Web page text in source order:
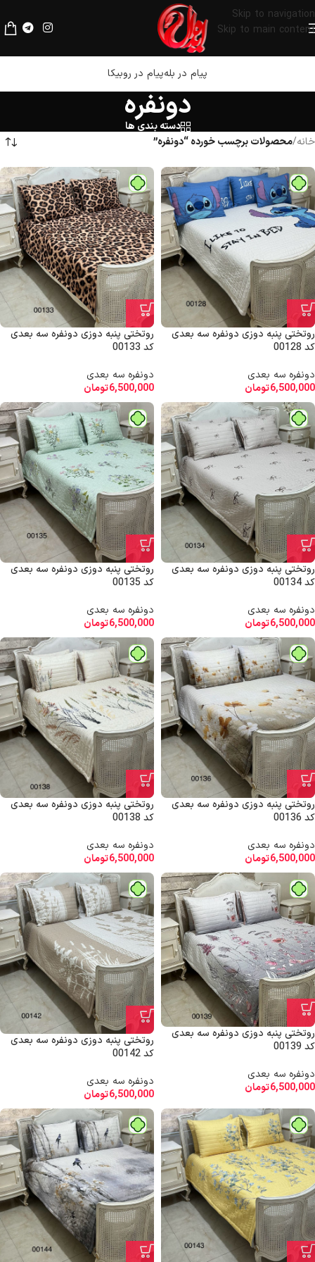
Skip to navigation
Skip to main content
لطفا قبل از پرداخت، فیلترشکن خود را خاموش کنید.
پیام در بلهپیام در روبیکا
دونفره
دسته بندی ها
خانه/محصولات برچسب خورده “دونفره”
روتختی پنبه دوزی دونفره سه بعدی
کد 00128
دونفره سه بعدی
6,500,000تومان
روتختی پنبه دوزی دونفره سه بعدی
کد 00133
دونفره سه بعدی
6,500,000تومان
روتختی پنبه دوزی دونفره سه بعدی
کد 00134
دونفره سه بعدی
6,500,000تومان
روتختی پنبه دوزی دونفره سه بعدی
کد 00135
دونفره سه بعدی
6,500,000تومان
روتختی پنبه دوزی دونفره سه بعدی
کد 00136
دونفره سه بعدی
6,500,000تومان
روتختی پنبه دوزی دونفره سه بعدی
کد 00138
دونفره سه بعدی
6,500,000تومان
روتختی پنبه دوزی دونفره سه بعدی
کد 00139
دونفره سه بعدی
6,500,000تومان
روتختی پنبه دوزی دونفره سه بعدی
کد 00142
دونفره سه بعدی
6,500,000تومان